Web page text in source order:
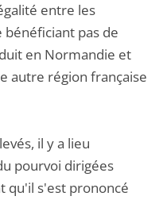
entre les
pas de
en Normandie et
autre région française
il y a lieu
pourvoi dirigées
qu'il s'est prononcé